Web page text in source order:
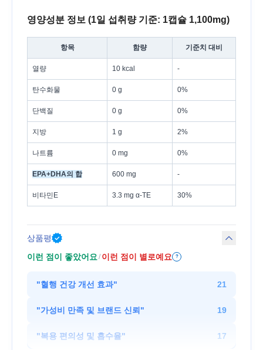
영양성분 정보 (1일 섭취량 기준: 1캡슐 1,100mg)
항목 함량 기준치 대비
열량 10 kcal -
탄수화물 0 g 0%
단백질 0 g 0%
지방 1 g 2%
나트륨 0 mg 0%
EPA+DHA의 합 600 mg -
비타민E 3.3 mg α-TE 30%
상품평
이런 점이 좋았어요 / 이런 점이 별로예요 ?
"혈행 건강 개선 효과" 21
"가성비 만족 및 브랜드 신뢰 " 19
"복용 편의성 및 흡수율" 17